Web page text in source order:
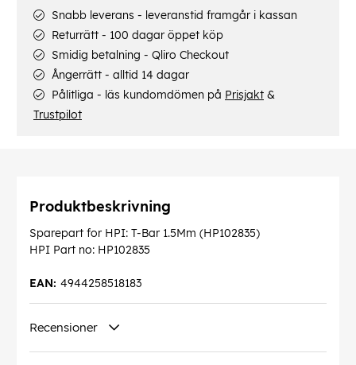
Snabb leverans - leveranstid framgår i kassan
Returrätt - 100 dagar öppet köp
Smidig betalning - Qliro Checkout
Ångerrätt - alltid 14 dagar
Pålitliga - läs kundomdömen på Prisjakt &
Trustpilot
Produktbeskrivning
Sparepart for HPI: T-Bar 1.5Mm (HP102835)
HPI Part no: HP102835
4944258518183
EAN:
Recensioner